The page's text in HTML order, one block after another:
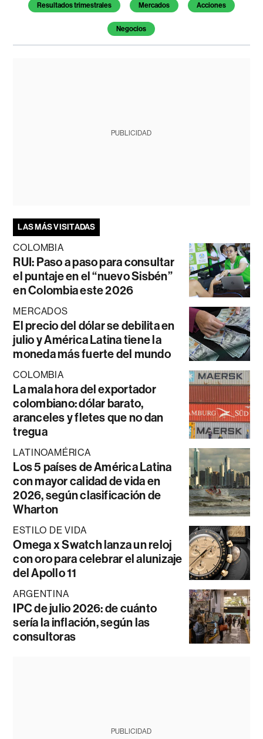
Resultados trimestrales Mercados Acciones
Negocios
PUBLICIDAD
LAS MÁS VISITADAS
COLOMBIA
RUI: Paso a paso para consultar
el puntaje en el “nuevo Sisbén”
en Colombia este 2026
MERCADOS
El precio del dólar se debilita en
julio y América Latina tiene la
moneda más fuerte del mundo
COLOMBIA
La mala hora del exportador
colombiano: dólar barato,
aranceles y fletes que no dan
tregua
LATINOAMÉRICA
Los 5 países de América Latina
con mayor calidad de vida en
2026, según clasificación de
Wharton
ESTILO DE VIDA
Omega x Swatch lanza un reloj
con oro para celebrar el alunizaje
del Apollo 11
ARGENTINA
IPC de julio 2026: de cuánto
sería la inflación, según las
consultoras
PUBLICIDAD